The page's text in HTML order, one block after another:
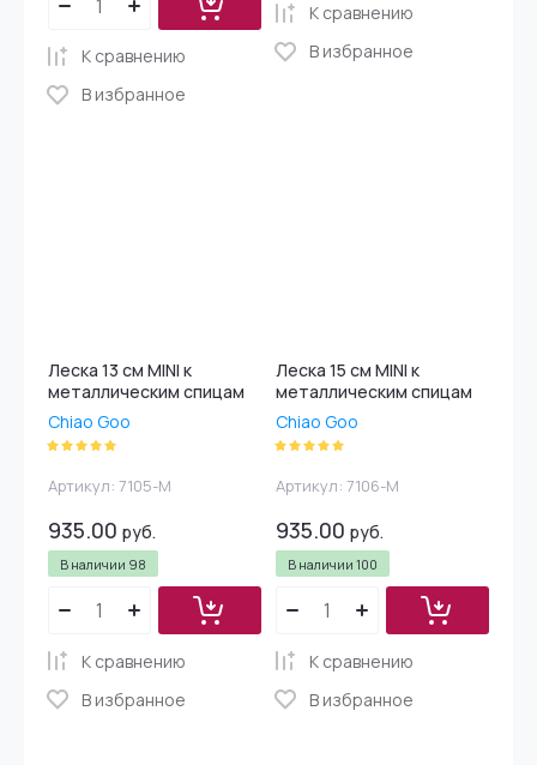
К сравнению
В избранное
К сравнению
В избранное
Леска 13 см MINI к
металлическим спицам
Chiao Goo
Артикул: 7105-M
В наличии 98
935.00 руб.
К сравнению
В избранное
Леска 15 см MINI к
металлическим спицам
Chiao Goo
Артикул: 7106-M
В наличии 100
935.00 руб.
К сравнению
В избранное